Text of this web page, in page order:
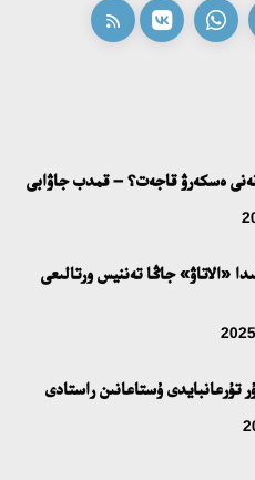
ەسكەرۋ قاجەت؟ – قمدب جاۋابى
«الاتاۋ» جاڭا تەننيس ورتالىعى
تۇرعانبايدى ۇستاعانىن راستادى